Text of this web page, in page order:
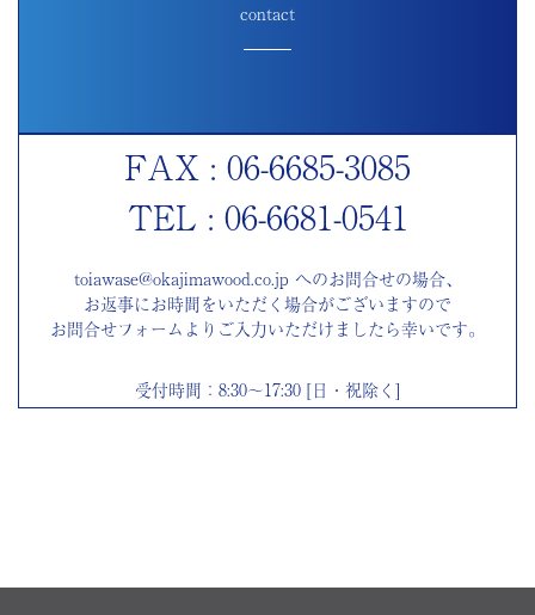
contact
FAX : 06-6685-3085
TEL : 06-6681-0541
toiawase@okajimawood.co.jp へのお問合せの場合、
お返事にお時間をいただく場合がございますので
お問合せフォームよりご入力いただけましたら幸いです。
受付時間：8:30～17:30 [日・祝除く]